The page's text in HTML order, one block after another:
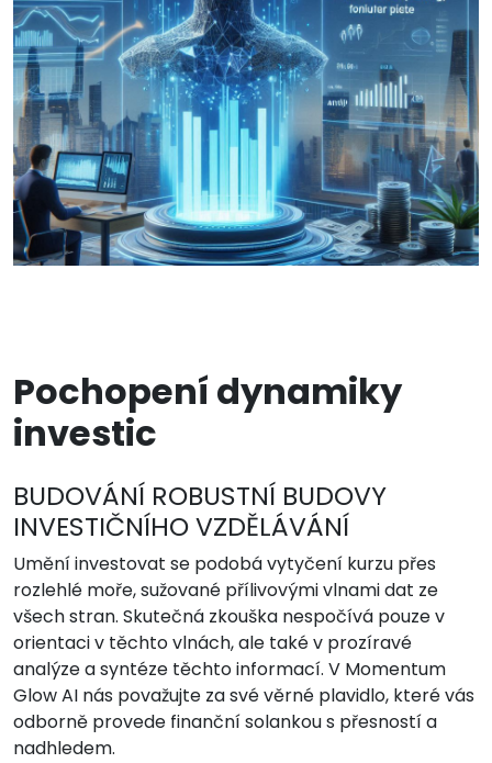
Pochopení dynamiky
investic
BUDOVÁNÍ ROBUSTNÍ BUDOVY
INVESTIČNÍHO VZDĚLÁVÁNÍ
Umění investovat se podobá vytyčení kurzu přes
rozlehlé moře, sužované přílivovými vlnami dat ze
všech stran. Skutečná zkouška nespočívá pouze v
orientaci v těchto vlnách, ale také v prozíravé
analýze a syntéze těchto informací. V Momentum
Glow AI nás považujte za své věrné plavidlo, které vás
odborně provede finanční solankou s přesností a
nadhledem.